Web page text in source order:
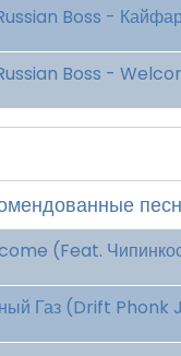
Boss -
Boss -
(Feat.
Газ (Drift Phonk